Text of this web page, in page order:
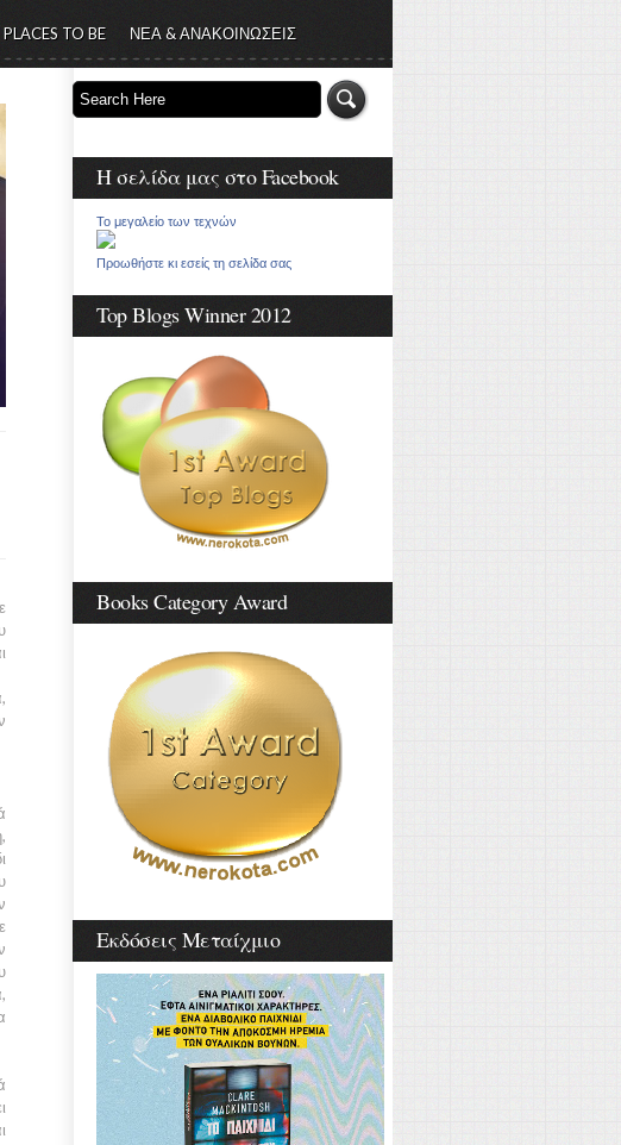
PLACES TO BE ΝΕΑ & ΑΝΑΚΟΙΝΩΣΕΙΣ
Η σελίδα μας στο Facebook
Το μεγαλείο των τεχνών
Προωθήστε κι εσείς τη σελίδα σας
Top Blogs Winner 2012
Books Category Award
Εκδόσεις Μεταίχμιο